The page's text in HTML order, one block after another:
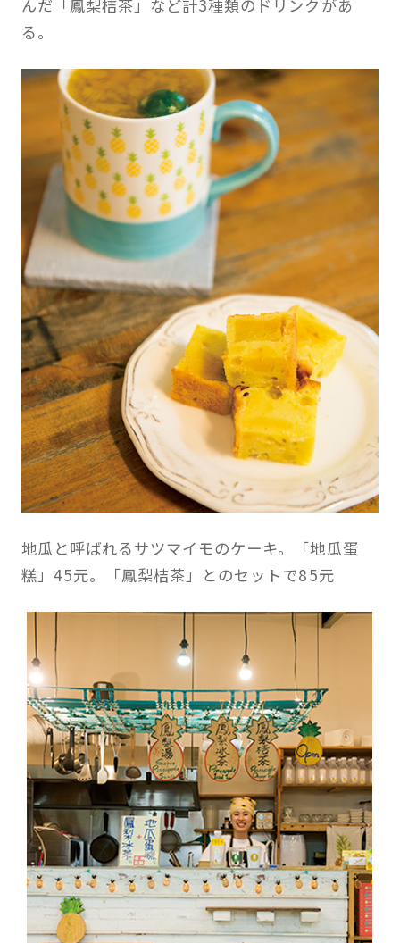
んだ「鳳梨桔茶」など計3種類のドリンクがあ
る。
地瓜と呼ばれるサツマイモのケーキ。「地瓜蛋
糕」45元。「鳳梨桔茶」とのセットで85元